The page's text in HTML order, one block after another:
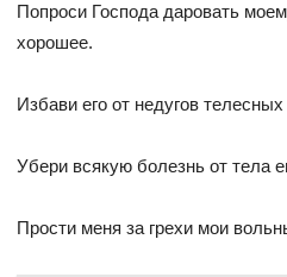
Попроси Господа даровать
хорошее.
Избави его от недугов
Убери всякую болезнь от тела
Прости меня за грехи мои